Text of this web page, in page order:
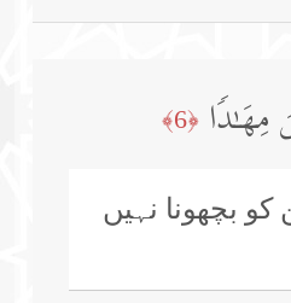
﴿6﴾
کو بچھونا نہیں